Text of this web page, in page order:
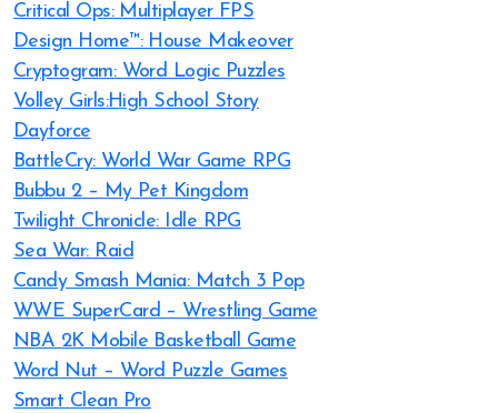
Critical Ops: Multiplayer FPS
Design Home™: House Makeover
Cryptogram: Word Logic Puzzles
Volley Girls:High School Story
Dayforce
BattleCry: World War Game RPG
Bubbu 2 – My Pet Kingdom
Twilight Chronicle: Idle RPG
Sea War: Raid
Candy Smash Mania: Match 3 Pop
WWE SuperCard – Wrestling Game
NBA 2K Mobile Basketball Game
Word Nut – Word Puzzle Games
Smart Clean Pro